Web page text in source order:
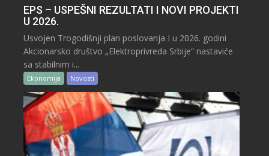
EPS – USPEŠNI REZULTATI I NOVI PROJEKTI
U 2026.
Usvojen Trogodišnji plan poslovanja I u 2026. godini
Akcionarsko društvo „Elektroprivreda Srbije“ nastaviće
sa stabilnim i...
Ekonomija Novosti